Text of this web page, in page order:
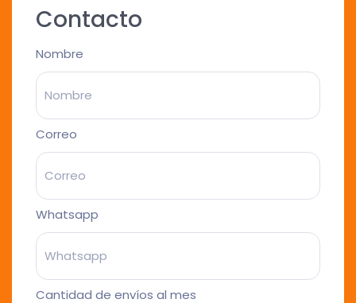
Contacto
Nombre
Correo
Whatsapp
Cantidad de envíos al mes